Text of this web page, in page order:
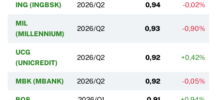
ING (INGBSK) 2026/Q2 0,94 -0,02%
MIL
(MILLENNIUM)
2026/Q2 0,93 -0,90%
UCG
(UNICREDIT)
2026/Q2 0,92 +0,42%
MBK (MBANK) 2026/Q2 0,92 -0,05%